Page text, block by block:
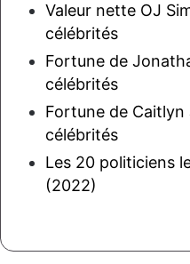
Valeur nette OJ
célébrités
Fortune de
célébrités
Fortune de Caitlyn
célébrités
Les 20 politiciens
(2022)